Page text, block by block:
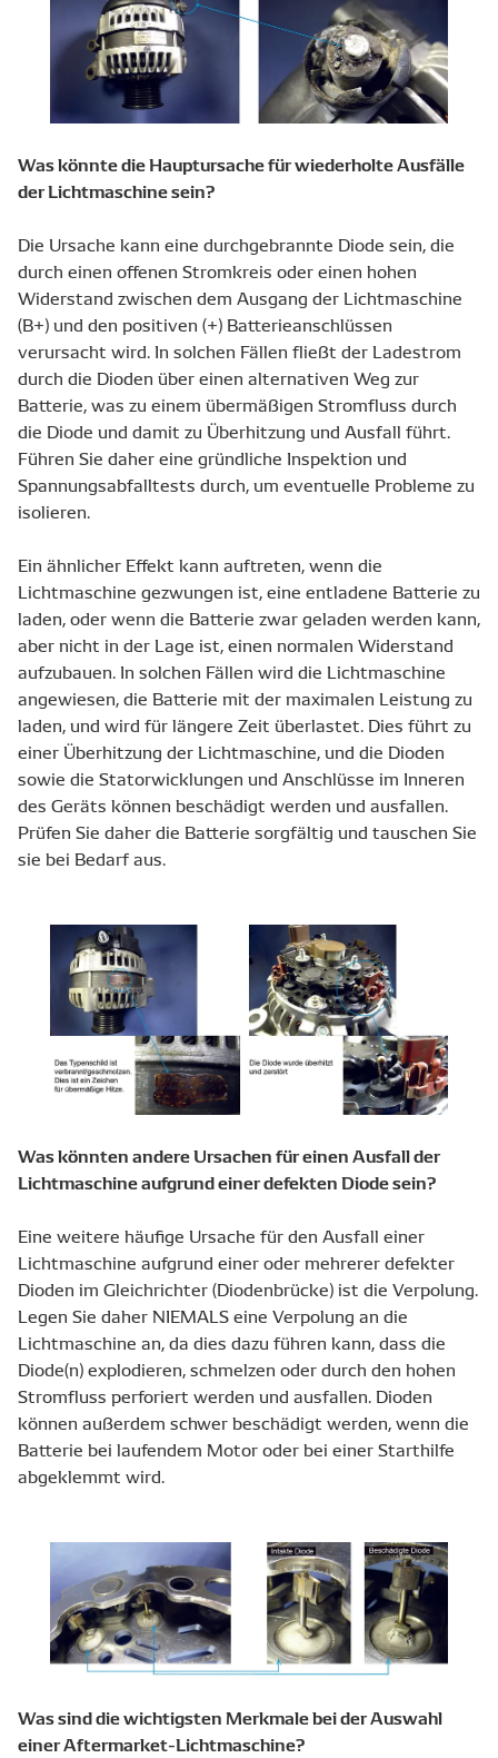
Was könnte die Hauptursache für wiederholte Ausfälle
der Lichtmaschine sein?
Die Ursache kann eine durchgebrannte Diode sein, die
durch einen offenen Stromkreis oder einen hohen
Widerstand zwischen dem Ausgang der Lichtmaschine
(B+) und den positiven (+) Batterieanschlüssen
verursacht wird. In solchen Fällen fließt der Ladestrom
durch die Dioden über einen alternativen Weg zur
Batterie, was zu einem übermäßigen Stromfluss durch
die Diode und damit zu Überhitzung und Ausfall führt.
Führen Sie daher eine gründliche Inspektion und
Spannungsabfalltests durch, um eventuelle Probleme zu
isolieren.
Ein ähnlicher Effekt kann auftreten, wenn die
Lichtmaschine gezwungen ist, eine entladene Batterie zu
laden, oder wenn die Batterie zwar geladen werden kann,
aber nicht in der Lage ist, einen normalen Widerstand
aufzubauen. In solchen Fällen wird die Lichtmaschine
angewiesen, die Batterie mit der maximalen Leistung zu
laden, und wird für längere Zeit überlastet. Dies führt zu
einer Überhitzung der Lichtmaschine, und die Dioden
sowie die Statorwicklungen und Anschlüsse im Inneren
des Geräts können beschädigt werden und ausfallen.
Prüfen Sie daher die Batterie sorgfältig und tauschen Sie
sie bei Bedarf aus.
Was könnten andere Ursachen für einen Ausfall der
Lichtmaschine aufgrund einer defekten Diode sein?
Eine weitere häufige Ursache für den Ausfall einer
Lichtmaschine aufgrund einer oder mehrerer defekter
Dioden im Gleichrichter (Diodenbrücke) ist die Verpolung.
Legen Sie daher NIEMALS eine Verpolung an die
Lichtmaschine an, da dies dazu führen kann, dass die
Diode(n) explodieren, schmelzen oder durch den hohen
Stromfluss perforiert werden und ausfallen. Dioden
können außerdem schwer beschädigt werden, wenn die
Batterie bei laufendem Motor oder bei einer Starthilfe
abgeklemmt wird.
Was sind die wichtigsten Merkmale bei der Auswahl
einer Aftermarket-Lichtmaschine?